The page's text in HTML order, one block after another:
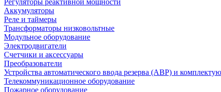
Регуляторы реактивной мощности
Аккумуляторы
Реле и таймеры
Трансформаторы низковольтные
Модульное оборудование
Электродвигатели
Счетчики и аксессуары
Преобразователи
Устройства автоматического ввода резерва (АВР) и
Телекоммуникационное оборудование
Пожарное оборудование